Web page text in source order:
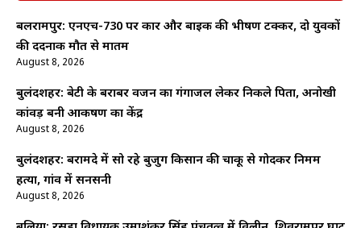
बलरामपुर: एनएच-730 पर कार और बाइक की भीषण टक्कर, दो युवकों
की दर्दनाक मौत से मातम
August 8, 2026
बुलंदशहर: बेटी के बराबर वजन का गंगाजल लेकर निकले पिता, अनोखी
कांवड़ बनी आकर्षण का केंद्र
August 8, 2026
बुलंदशहर: बरामदे में सो रहे बुजुर्ग किसान की चाकू से गोदकर निर्मम
हत्या, गांव में सनसनी
August 8, 2026